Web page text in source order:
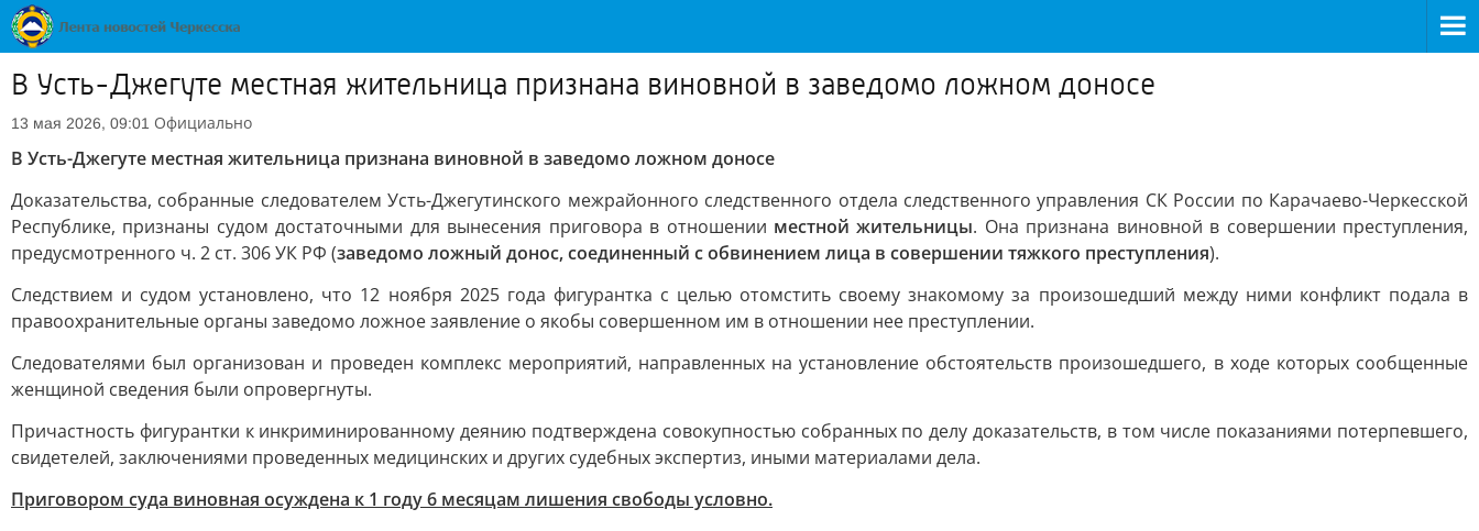
В Усть-Джегуте местная жительница признана виновной в заведомо ложном доносе
13 мая 2026, 09:01 Официально
В Усть-Джегуте местная жительница признана виновной в заведомо ложном доносе
Доказательства, собранные следователем Усть-Джегутинского межрайонного следственного отдела следственного управления СК России по Карачаево-Черкесской
Республике, признаны судом достаточными для вынесения приговора в отношении местной жительницы. Она признана виновной в совершении преступления,
предусмотренного ч. 2 ст. 306 УК РФ (заведомо ложный донос, соединенный с обвинением лица в совершении тяжкого преступления).
Следствием и судом установлено, что 12 ноября 2025 года фигурантка с целью отомстить своему знакомому за произошедший между ними конфликт подала в
правоохранительные органы заведомо ложное заявление о якобы совершенном им в отношении нее преступлении.
Следователями был организован и проведен комплекс мероприятий, направленных на установление обстоятельств произошедшего, в ходе которых сообщенные
женщиной сведения были опровергнуты.
Причастность фигурантки к инкриминированному деянию подтверждена совокупностью собранных по делу доказательств, в том числе показаниями потерпевшего,
свидетелей, заключениями проведенных медицинских и других судебных экспертиз, иными материалами дела.
Приговором суда виновная осуждена к 1 году 6 месяцам лишения свободы условно.